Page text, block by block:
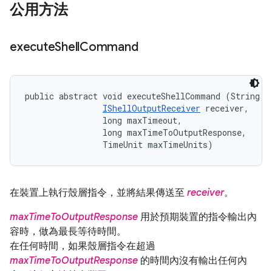
公用方法
executeShellCommand
public abstract void executeShellCommand (String
IShellOutputReceiver receiver,
                long maxTimeout,
                long maxTimeToOutputResponse,
                TimeUnit maxTimeUnits)
在裝置上執行殼層指令，並將結果傳送至 receiver。
maxTimeToOutputResponse 用於預期裝置的指令輸出內
容時，做為最長等待時間。
在任何時間，如果殼層指令在超過
maxTimeToOutputResponse 的時間內沒有輸出任何內